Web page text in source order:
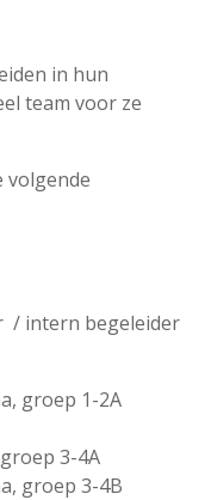
in hun
team voor ze
volgende
/ intern begeleider
groep 1-2A
3-4A
groep 3-4B